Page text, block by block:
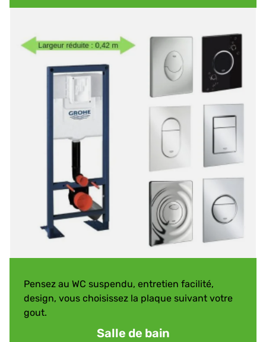
Pensez au WC suspendu, entretien facilité,
design, vous choisissez la plaque suivant votre
gout.
Salle de bain